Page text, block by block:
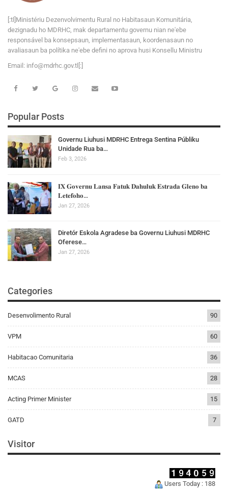
[:tl]Ministériu Dezenvolvimentu Rural no Habitasaun Komunitária,
dezignadu ho MDRHC, mak departamentu governu nian ne'ebe
responsável ba konsepsaun, implementasaun, koordenasaun no
avaliasaun ba polítika ne'ebe defini no aprova husi Konsellu Ministru
Email: info@md rhc.gov.tl[:]
Popular Posts
Governu Liuhusi MDRHC Entrega Sentina Públiku
Unidade Rua ba…
Feb 3, 2026
𝐈𝐗 𝐆𝐨𝐯𝐞𝐫𝐧𝐮 𝐋𝐚𝐧𝐬𝐚 𝐅𝐚𝐭𝐮𝐤 𝐃𝐚𝐡𝐮𝐥𝐮𝐤 𝐄𝐬𝐭𝐫𝐚𝐝𝐚 𝐆𝐥𝐞𝐧𝐨 𝐛𝐚
𝐋𝐞𝐭𝐞𝐟𝐨𝐡𝐨…
Jan 27, 2026
Diretór Eskola Agradese ba Governu Liuhusi MDRHC
Oferese…
Jan 27, 2026
Categories
Desenvolimento Rural 90
VPM 60
Habitacao Comunitaria 36
MCAS 28
Acting Primer Minister 15
GATD 7
Visitor
Users Today : 188